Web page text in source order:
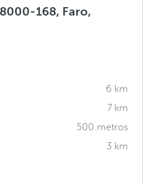
168, Faro,
6 km
7 km
500 metros
3 km